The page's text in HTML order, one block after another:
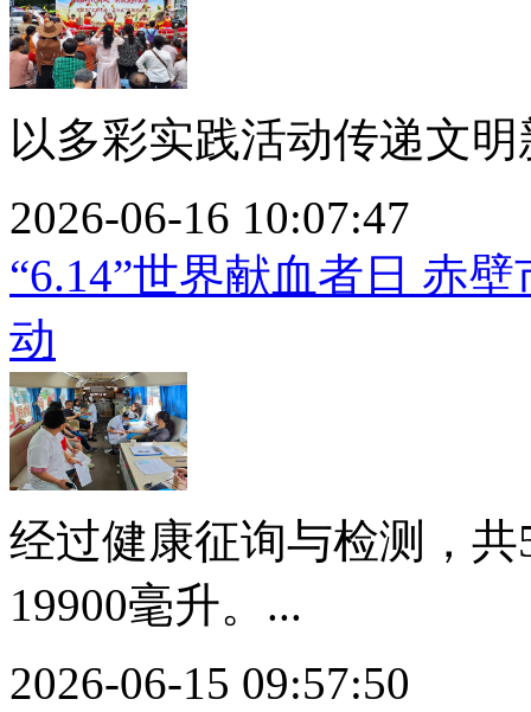
以多彩实践活动传递文
2026-06-16 10:07:47
“6.14”世界献血者日 赤
动
经过健康征询与检测，
19900毫升。...
2026-06-15 09:57:50